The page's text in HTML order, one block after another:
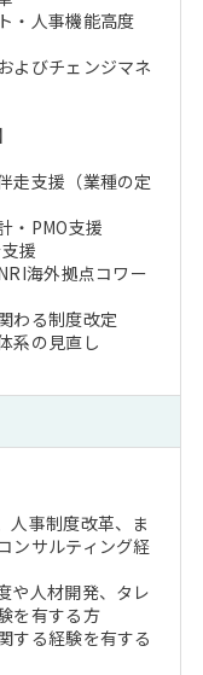
・人事機能高度
よびチェンジマネ
走支援（業種の定
・PMO支援
援
海外拠点コワー
わる制度改定
系の見直し
人事制度改革、ま
ンサルティング経
や人材開発、タレ
を有する方
する経験を有する